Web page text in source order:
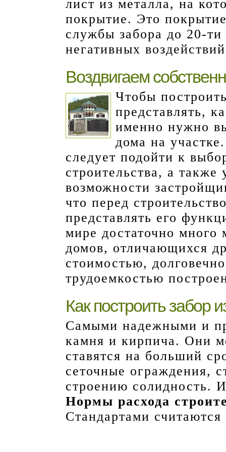
лист из металла, на
покрытие. Это
службы забора до 20-ти
негативных
Воздвигаем
Чтобы
представлять,
именно нужно
дома на
следует подойти к
строительства, а также
возможности
что перед
представлять его
мире достаточно много
домов, отличающихся
стоимостью,
трудоемкостью
Как построить забор
Самыми надежными и
камня и кирпича. Они
ставятся на больший
сеточные ограждения,
строению солидность.
Нормы расхода
Стандартами